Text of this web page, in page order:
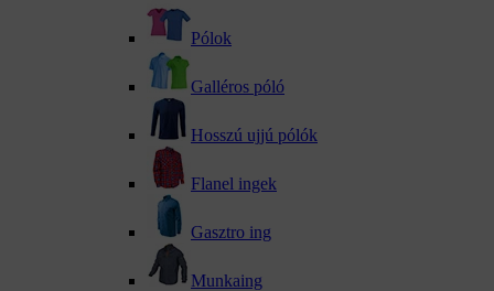
Pólok
Galléros póló
Hosszú ujjú pólók
Flanel ingek
Gasztro ing
Munkaing